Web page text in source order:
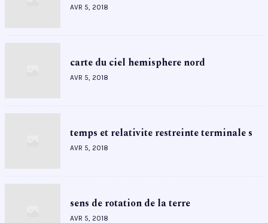
AVR 5, 2018
carte du ciel hemisphere nord
AVR 5, 2018
temps et relativite restreinte terminale s
AVR 5, 2018
sens de rotation de la terre
AVR 5, 2018